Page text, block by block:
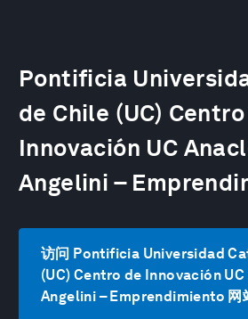
Pontificia
de Chile (UC)
Innovación UC
Angelini –
访问 Pontificia Universidad
(UC) Centro de Innovación
Angelini – Emprendimiento 网